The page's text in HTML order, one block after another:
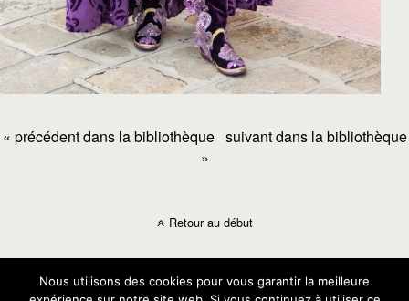
« précédent dans la bibliothèque suivant dans la bibliothèque
»
Retour au début
Nous utilisons des cookies pour vous garantir la meilleure